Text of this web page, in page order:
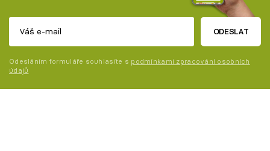
ODESLAT
Odesláním formuláře souhlasíte s podmínkami zpracování osobních
údajů